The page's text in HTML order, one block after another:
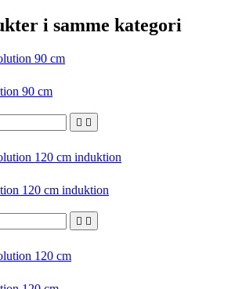
i samme kategori
90 cm
 
120 cm induktion
 